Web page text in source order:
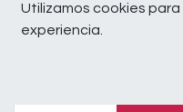
Utilizamos cookies
experiencia.